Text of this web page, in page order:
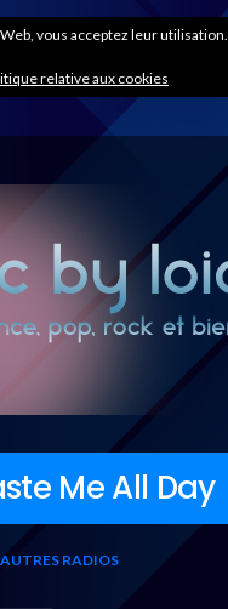
Me All Day
RADIOS
vous acceptez leur utilisation.
relative aux cookies